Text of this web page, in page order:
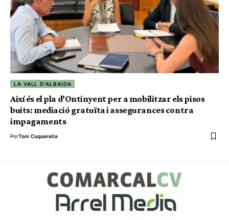
LA VALL D'ALBAIDA
Així és el pla d’Ontinyent per a mobilitzar els pisos
buits: mediació gratuïta i assegurances contra
impagaments
PorToni Cuquerella